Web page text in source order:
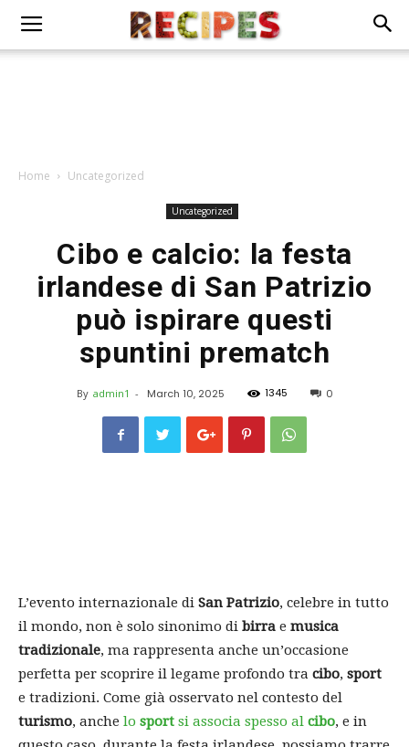
Home Uncategorized
Uncategorized
Cibo e calcio: la festa
irlandese di San Patrizio
può ispirare questi
spuntini prematch
By admin1 - March 10, 2025 1345 0
L’evento internazionale di San Patrizio, celebre in tutto
il mondo, non è solo sinonimo di birra e musica
tradizionale, ma rappresenta anche un’occasione
perfetta per scoprire il legame profondo tra cibo, sport
e tradizioni. Come già osservato nel contesto del
turismo, anche lo sport si associa spesso al cibo, e in